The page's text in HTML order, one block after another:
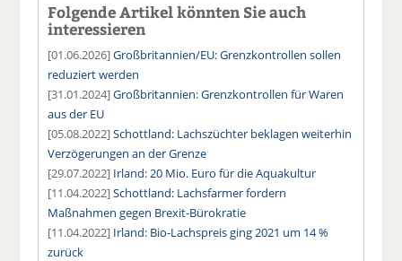
Folgende Artikel könnten Sie auch
interessieren
[01.06.2026]Großbritannien/EU: Grenzkontrollen sollen
reduziert werden
[31.01.2024]Großbritannien: Grenzkontrollen für Waren
aus der EU
[05.08.2022]Schottland: Lachszüchter beklagen weiterhin
Verzögerungen an der Grenze
[29.07.2022] Irland: 20 Mio. Euro für die Aquakultur
[11.04.2022]Schottland: Lachsfarmer fordern
Maßnahmen gegen Brexit-Bürokratie
[11.04.2022] Irland: Bio-Lachspreis ging 2021 um 14 %
zurück